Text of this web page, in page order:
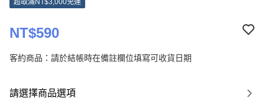
超取滿NT$3,000免運
NT$590
客約商品：請於結帳時在備註欄位填寫可收貨日期
請選擇商品選項